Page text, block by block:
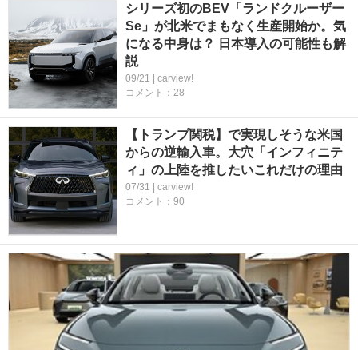
シリーズ初のBEV「ランドクルーザー
Se」が北米でまもなく生産開始か。気
になる中身は？ 日本導入の可能性も解
説
09/21 | carview!
コメント：28
【トランプ関税】で実現しそうな米国
からの逆輸入車。大穴「インフィニテ
ィ」の上陸を推したいこれだけの理由
07/31 | carview!
コメント：90